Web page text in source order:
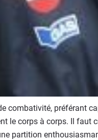
combativité, préférant
le corps à corps. Il faut
partition